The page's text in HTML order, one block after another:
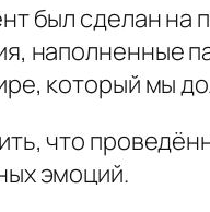
был сделан на
наполненные
который мы
что
эмоций.